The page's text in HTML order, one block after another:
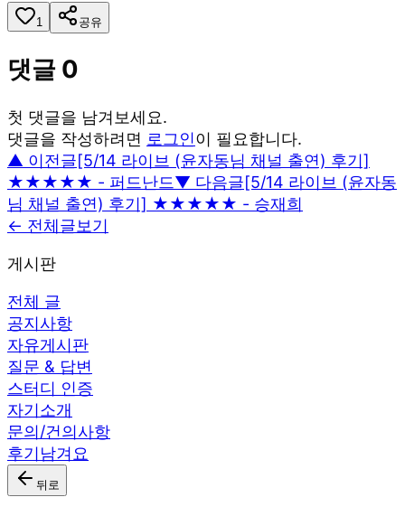
1 공유
댓글 0
첫 댓글을 남겨보세요.
댓글을 작성하려면 로그인이 필요합니다.
▲ 이전글[5/14 라이브 (윤자동님 채널 출연) 후기]
★★★★★ - 퍼드난드▼ 다음글[5/14 라이브 (윤자동
님 채널 출연) 후기] ★★★★★ - 승재희
← 전체글보기
게시판
전체 글
공지사항
자유게시판
질문 & 답변
스터디 인증
자기소개
문의/건의사항
후기남겨요
뒤로